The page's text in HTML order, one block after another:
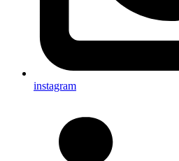
instagram